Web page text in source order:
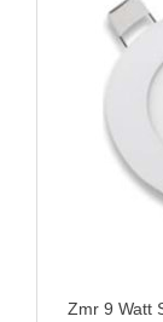
Zmr 9 Watt